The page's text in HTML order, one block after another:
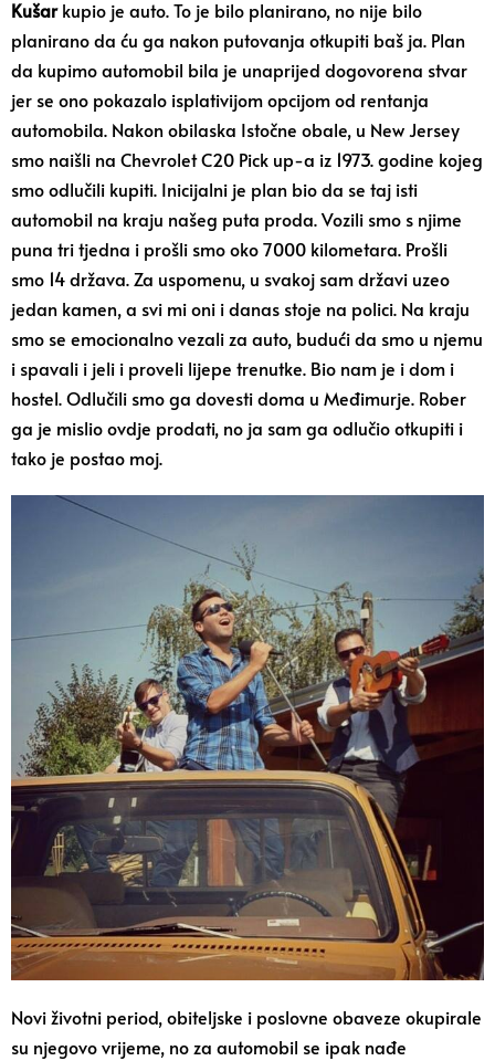
Kušarkupio je auto. To je bilo planirano, no nije bilo
planirano da ću ga nakon putovanja otkupiti baš ja. Plan
da kupimo automobil bila je unaprijed dogovorena stvar
jer se ono pokazalo isplativijom opcijom od rentanja
automobila. Nakon obilaska Istočne obale, u New Jersey
smo naišli na Chevrolet C20 Pick up-a iz 1973. godine kojeg
smo odlučili kupiti. Inicijalni je plan bio da se taj isti
automobil na kraju našeg puta proda. Vozili smo s njime
puna tri tjedna i prošli smo oko 7000 kilometara. Prošli
smo 14 država. Za uspomenu, u svakoj sam državi uzeo
jedan kamen, a svi mi oni i danas stoje na polici. Na kraju
smo se emocionalno vezali za auto, budući da smo u njemu
i spavali i jeli i proveli lijepe trenutke. Bio nam je i dom i
hostel. Odlučili smo ga dovesti doma u Međimurje. Rober
ga je mislio ovdje prodati, no ja sam ga odlučio otkupiti i
tako je postao moj.
Novi životni period, obiteljske i poslovne obaveze okupirale
su njegovo vrijeme, no za automobil se ipak nađe